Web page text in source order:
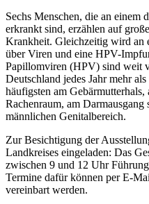
Sechs Menschen, die an einem
erkrankt sind, erzählen auf
Krankheit. Gleichzeitig wird an
über Viren und eine HPV-
Papillomviren (HPV) sind weit
Deutschland jedes Jahr mehr
häufigsten am
Rachenraum, am
männlichen Genitalbereich.
Zur Besichtigung der
Landkreises eingeladen: Das
zwischen 9 und 12 Uhr
Termine dafür können per E-
vereinbart werden.